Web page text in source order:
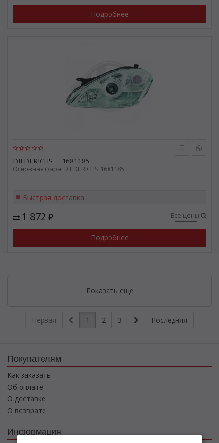
Подробнее
DIEDERICHS 1681185
Основная фара. DIEDERICHS 1681185
Быстрая доставка
1 872 ₽ Все цены
Подробнее
Показать ещё
Первая 1 2 3 Последняя
Покупателям
Как заказать
Об оплате
О доставке
О возврате
Информация